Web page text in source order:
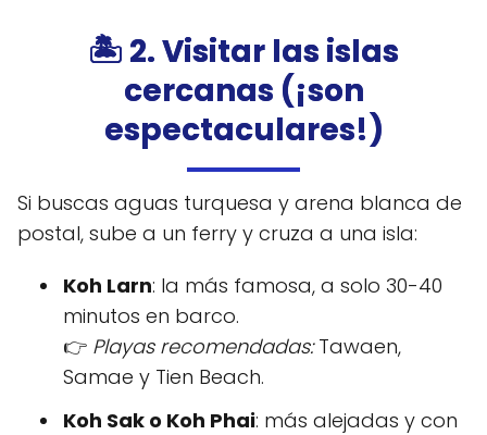
🏝️ 2. Visitar las islas
cercanas (¡son
espectaculares!)
Si buscas aguas turquesa y arena blanca de
postal, sube a un ferry y cruza a una isla:
Koh Larn: la más famosa, a solo 30-40
minutos en barco.
👉 Playas recomendadas:Tawaen,
Samae y Tien Beach.
Koh Sak o Koh Phai: más alejadas y con